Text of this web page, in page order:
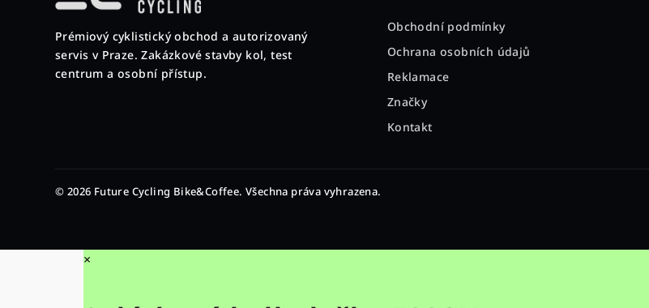
Prémiový cyklistický obchod a autorizovaný
servis v Praze. Zakázkové stavby kol, test
centrum a osobní přístup.
Obchodní podmínky
Ochrana osobních údajů
Reklamace
Značky
Kontakt
© 2026 Future Cycling Bike&Coffee. Všechna práva vyhrazena.
×